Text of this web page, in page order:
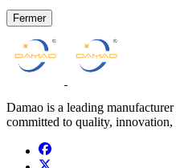
Fermer
Damao is a leading
committed to quality,
facebook
x